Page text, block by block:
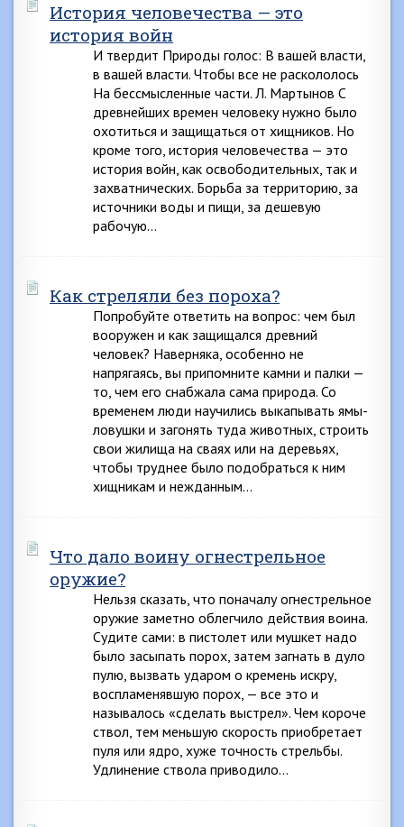
История человечества — это
история войн
И твердит Природы голос: В вашей власти,
в вашей власти. Чтобы все не раскололось
На бессмысленные части. Л. Мартынов С
древнейших времен человеку нужно было
охотиться и защищаться от хищников. Но
кроме того, история человечества — это
история войн, как освободительных, так и
захватнических. Борьба за территорию, за
источники воды и пищи, за дешевую
рабочую…
Как стреляли без пороха?
Попробуйте ответить на вопрос: чем был
вооружен и как защищался древний
человек? Наверняка, особенно не
напрягаясь, вы припомните камни и палки —
то, чем его снабжала сама природа. Со
временем люди научились выкапывать ямы-
ловушки и загонять туда животных, строить
свои жилища на сваях или на деревьях,
чтобы труднее было подобраться к ним
хищникам и нежданным…
Что дало воину огнестрельное
оружие?
Нельзя сказать, что поначалу огнестрельное
оружие заметно облегчило действия воина.
Судите сами: в пистолет или мушкет надо
было засыпать порох, затем загнать в дуло
пулю, вызвать ударом о кремень искру,
воспламенявшую порох, — все это и
называлось «сделать выстрел». Чем короче
ствол, тем меньшую скорость приобретает
пуля или ядро, хуже точность стрельбы.
Удлинение ствола приводило…